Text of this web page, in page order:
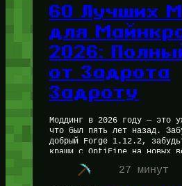
60 Лучших
для
2026:
от Задрота
Задроту
Моддинг в 2026 году — это
что был пять лет назад.
добрый Forge 1.12.2,
краши с OptiFine на новых
27 минут